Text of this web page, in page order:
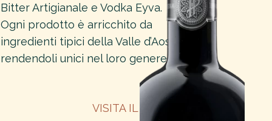
Bitter Artigianale e Vodka Eyva.
Ogni prodotto è arricchito da
ingredienti tipici della Valle d’Aosta,
rendendoli unici nel loro genere.
VISITA IL SITO